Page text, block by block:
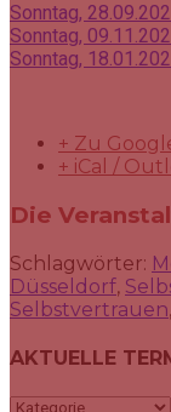
Sonntag,
Sonntag,
Sonntag,
+ Zu
+ iCal /
Die
Schlagwörter:
Düsseldorf,
Selbstvertrauen,
AKTUELLE